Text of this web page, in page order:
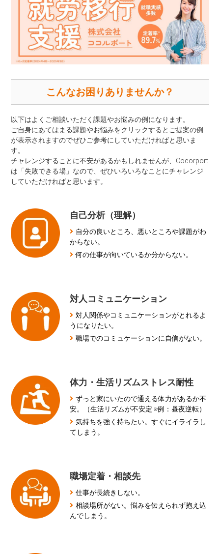
こんなお困りありませんか？
以下はよくご相談いただく課題やお悩みの例になります。
ご自身にあてはまる課題やお悩みをクリックするとご提案の例
が表示されますのでぜひご参考にしていただければと思いま
す。
チャレンジすることに不安があるかもしれませんが、Cocorport
は「失敗できる場」なので、ぜひいろいろなことにチャレンジ
していただければと思います。
自己分析（理解）
自分の良いところ、悪いところや課題がわ
からない。
何の仕事が向いているか分からない。
対人コミュニケーション
対人関係やコミュニケーションがとれるよ
うになりたい。
職場でのコミュケーションに自信がない。
体力・生活リズムストレス耐性
ずっと家にいたので通える体力があるか不
安。（生活リズムが不安定 ※例：昼夜逆転）
気持ちを強く持ちたい。すぐにイライラし
てしまう。
職場定着・相談先
仕事が長続きしない。
相談場所がない。悩みを伝えられず抱え込
んでしまう。